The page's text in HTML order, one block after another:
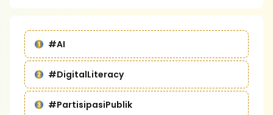
#AI
#DigitalLiteracy
#PartisipasiPublik